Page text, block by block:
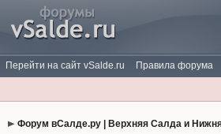
Перейти на сайт vSalde.ru Правила форума
Форум вСалде.ру | Верхняя Салда и